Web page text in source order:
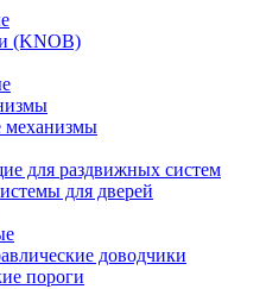
(KNOB)
для раздвижных систем
для дверей
доводчики
пороги